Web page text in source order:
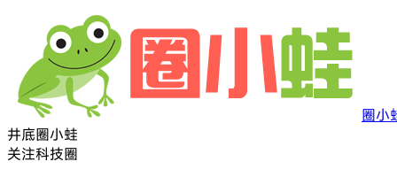
圈小
井底圈小蛙
关注科技圈